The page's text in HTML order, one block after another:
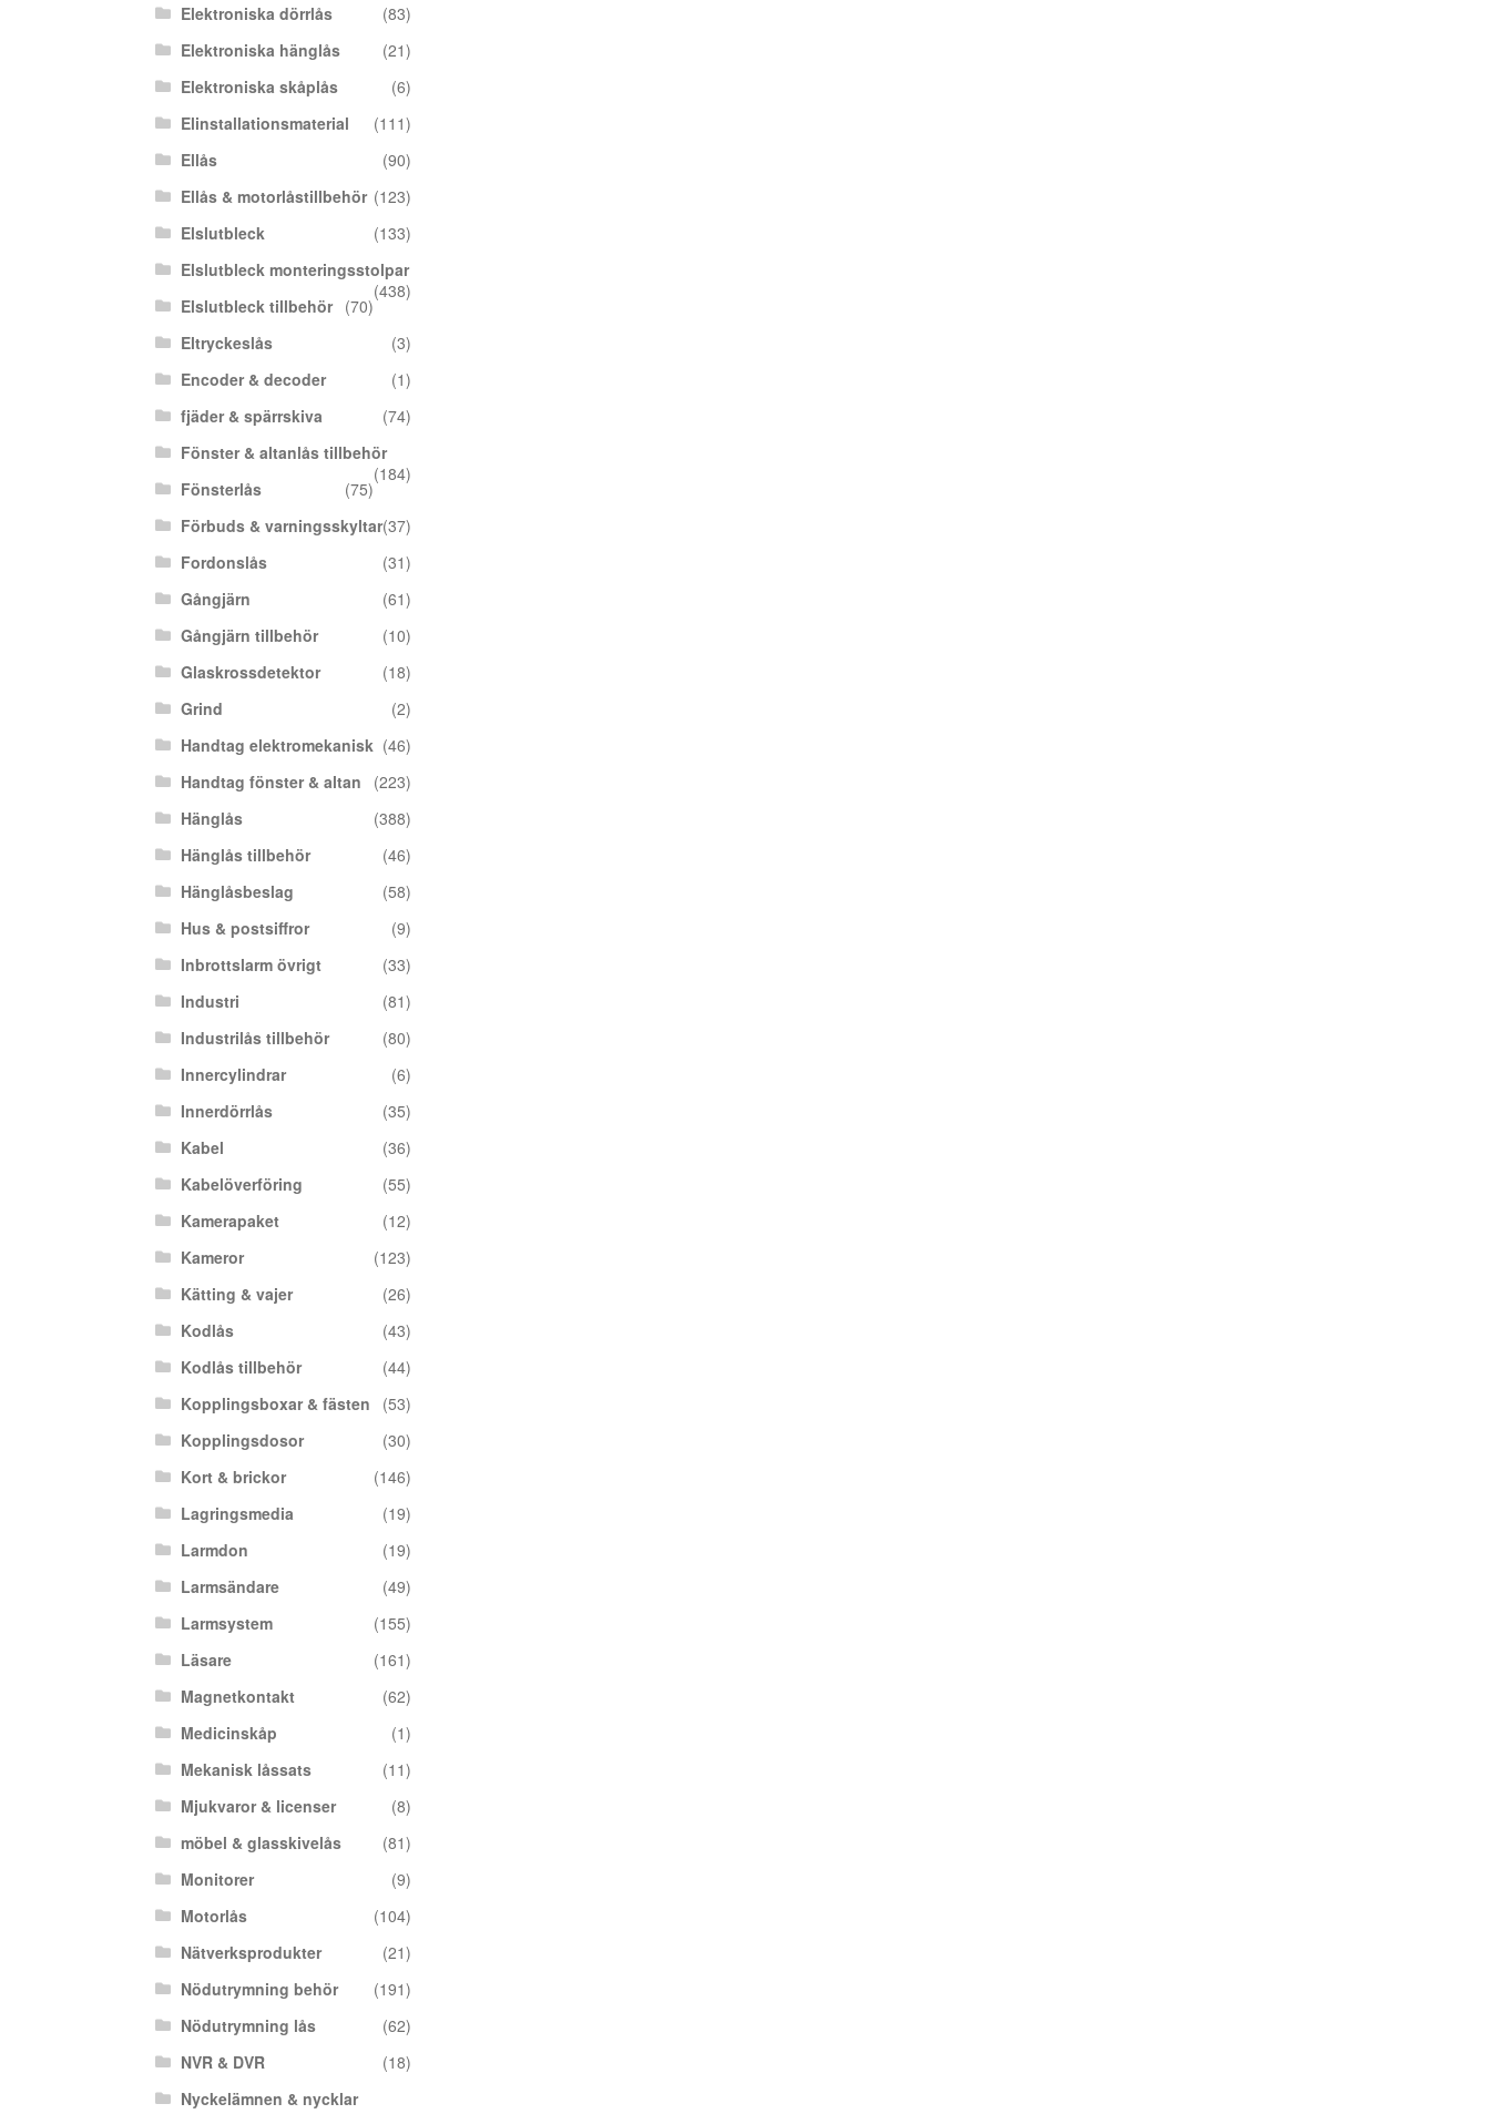
Elektroniska dörrlås
(83)
Elektroniska hänglås
(21)
Elektroniska skåplås
(6)
Elinstallationsmaterial
(111)
Ellås
(90)
Ellås & motorlåstillbehör (123)
Elslutbleck
(133)
Elslutbleck monteringsstolpar
(438)
Elslutbleck tillbehör
(70)
Eltryckeslås
(3)
Encoder & decoder
(1)
fjäder & spärrskiva
(74)
Fönster & altanlås tillbehör
(184)
Fönsterlås
(75)
Förbuds & varningsskyltar(37)
Fordonslås
(31)
Gångjärn
(61)
Gångjärn tillbehör
(10)
Glaskrossdetektor
(18)
Grind
(2)
Handtag elektromekanisk (46)
Handtag fönster & altan
(223)
Hänglås
(388)
Hänglås tillbehör
(46)
Hänglåsbeslag
(58)
Hus & postsiffror
(9)
Inbrottslarm övrigt
(33)
Industri
(81)
Industrilås tillbehör
(80)
Innercylindrar
(6)
Innerdörrlås
(35)
Kabel
(36)
Kabelöverföring
(55)
Kamerapaket
(12)
Kameror
(123)
Kätting & vajer
(26)
Kodlås
(43)
Kodlås tillbehör
(44)
Kopplingsboxar & fästen
(53)
Kopplingsdosor
(30)
Kort & brickor
(146)
Lagringsmedia
(19)
Larmdon
(19)
Larmsändare
(49)
Larmsystem
(155)
Läsare
(161)
Magnetkontakt
(62)
Medicinskåp
(1)
Mekanisk låssats
(11)
Mjukvaror & licenser
(8)
möbel & glasskivelås
(81)
Monitorer
(9)
Motorlås
(104)
Nätverksprodukter
(21)
Nödutrymning behör
(191)
Nödutrymning lås
(62)
NVR & DVR
(18)
Nyckelämnen & nycklar